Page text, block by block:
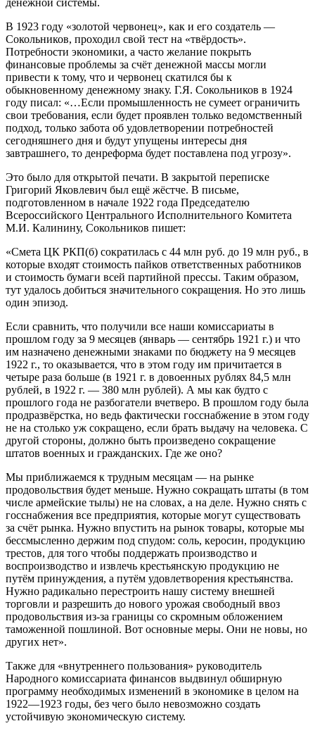
В 1923 году «золотой червонец», как и его создатель —
Сокольников, проходил свой тест на «твёрдость».
Потребности экономики, а часто желание покрыть
финансовые проблемы за счёт денежной массы могли
привести к тому, что и червонец скатился бы к
обыкновенному денежному знаку. Г.Я. Сокольников в 1924
году писал: «…Если промышленность не сумеет ограничить
свои требования, если будет проявлен только ведомственный
подход, только забота об удовлетворении потребностей
сегодняшнего дня и будут упущены интересы дня
завтрашнего, то денреформа будет поставлена под угрозу».
Это было для открытой печати. В за­крытой переписке
Григорий Яковлевич был ещё жёстче. В письме,
подготовленном в начале 1922 года Председателю
Всероссийского Центрального Исполнительного Комитета
М.И. Калинину, Сокольников пишет:
«Смета ЦК РКП(б) сократилась с 44 млн руб. до 19 млн руб., в
которые входят стоимость пайков ответственных работников
и стоимость бумаги всей партийной прессы. Таким образом,
тут удалось добиться значительного сокращения. Но это лишь
один эпизод.
Если сравнить, что получили все наши комиссариаты в
прошлом году за 9 месяцев (январь — сентябрь 1921 г.) и что
им назначено денежными знаками по бюджету на 9 месяцев
1922 г., то оказывается, что в этом году им причитается в
четыре раза больше (в 1921 г. в довоенных рублях 84,5 млн
рублей, в 1922 г. — 380 млн рублей). А мы как будто с
прошлого года не разбогатели вчетверо. В прошлом году была
продразвёрстка, но ведь фактически госснабжение в этом году
не на столько уж сокращено, если брать выдачу на человека. С
другой стороны, должно быть произведено сокращение
штатов военных и гражданских. Где же оно?
Мы приближаемся к трудным месяцам — на рынке
продовольствия будет меньше. Нужно со­кращать штаты (в том
числе армейские тылы) не на словах, а на деле. Нужно снять с
госснабжения все предприятия, которые могут существовать
за счёт рынка. Нужно впустить на рынок товары, которые мы
бессмысленно держим под спудом: соль, керосин, продукцию
трестов, для того чтобы поддержать производство и
воспроизводство и извлечь крестьянскую продукцию не
путём принуждения, а путём удовлетворения крестьянства.
Нужно радикально перестроить нашу систему внешней
торговли и разрешить до нового урожая свободный ввоз
продовольствия из-за границы со скромным обложением
таможенной пошлиной. Вот основные меры. Они не новы, но
других нет».
Также для «внутреннего пользования» руководитель
Народного комиссариата финансов выдвинул обширную
программу необходимых изменений в экономике в целом на
1922—1923 годы, без чего было невозможно создать
устойчивую экономическую систему.